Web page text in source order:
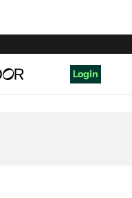
Login